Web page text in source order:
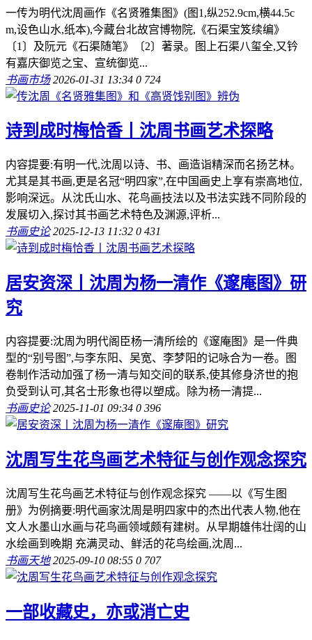
一传为明代沈周画作《名贤雅集图》(图1,纵252.9cm,横44.5c
m,设色山水,纸本),今藏台北故宫博物院,《石渠宝笈续编》
〔1〕及阮元《石渠随笔》〔2〕著录。图上石渠八玺全,又钤
有嘉庆御览之宝、宣统御览...
书画市场 2026-01-31 13:34 0 724
诗到成时梅恰香丨沈周书画艺术探略
内容提要:有明一代,沈周以诗、书、画造诣精深而名扬艺林。
尤其是其书画,更是名冠“明四家”,在中国画史上享有崇高地位,
影响深远。从沈氏山水、花鸟画技法以及书法实践不同阶段的
发展切入,探讨其书画艺术特色及渊源,评析...
书画史论 2025-12-13 11:32 0 431
居安资深丨沈周为杨一清作《邃庵图》研
究
内容提要:沈周为明代阁臣杨一清所绘的《邃庵图》是一件典
型的“别号图”,与李东阳、吴宽、李梦阳的记咏合为一卷。图
卷制作活动加强了杨一清与知交间的联系,使其修身济世的抱
负受到认可,其名士形象也得以塑成。除为杨一清提...
书画史论 2025-11-01 09:34 0 396
沈周写生花鸟画艺术特征与创作观念探究
沈周写生花鸟画艺术特征与创作观念探究 ——以《写生图
册》为例摘要:明代画家沈周是明四家中的杰出代表人物,他在
文人水墨山水画与花鸟画领域颇有建树。从早期雄伟壮阔的山
水绘画到晚期 充满灵动、鲜活的花鸟绘画,沈周...
书画天地 2025-09-10 08:55 0 707
一部收藏史，亦或消亡史